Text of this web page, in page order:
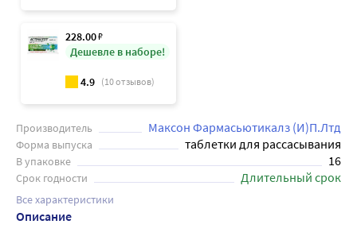
228.00₽
Дешевле в наборе!
4.9 (10отзывов)
Производитель Максон Фармасьютикалз (И)П.Лтд
Форма выпуска таблетки для рассасывания
В упаковке 16
Срок годности Длительный срок
Все характеристики
Описание